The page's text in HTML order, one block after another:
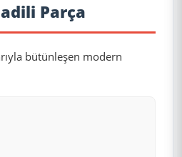
Parça
bütünleşen modern